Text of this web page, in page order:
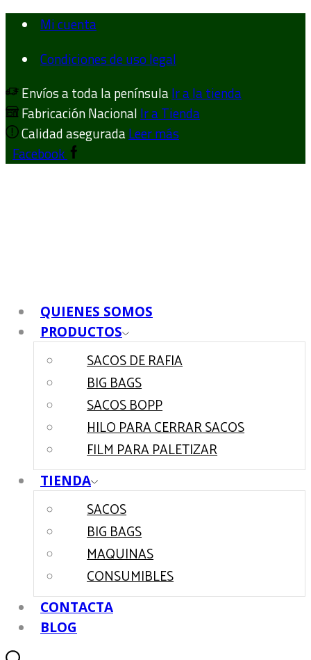
Mi cuenta
Condiciones de uso legal
Envíos a toda la penínsulaIr a la tienda
Fabricación Nacional Ir a Tienda
Calidad aseguradaLeer más
Facebook
QUIENES SOMOS
PRODUCTOS
SACOS DE RAFIA
BIG BAGS
SACOS BOPP
HILO PARA CERRAR SACOS
FILM PARA PALETIZAR
TIENDA
SACOS
BIG BAGS
MAQUINAS
CONSUMIBLES
CONTACTA
BLOG